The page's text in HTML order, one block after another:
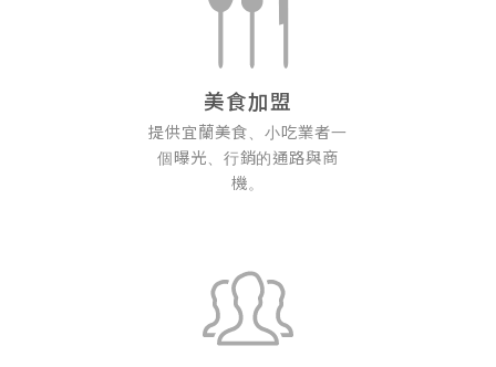
美食加盟
提供宜蘭美食、小吃業者一
個曝光、行銷的通路與商
機。